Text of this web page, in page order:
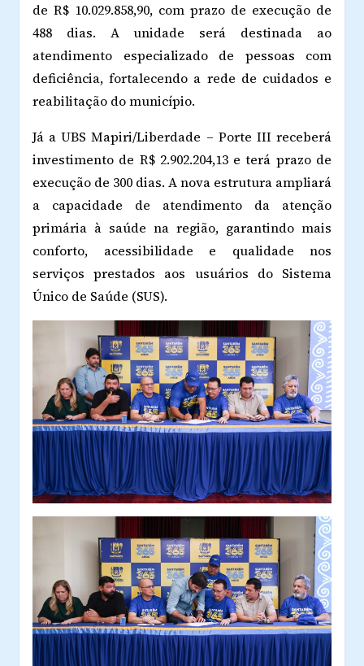
de R$ 10.029.858,90, com prazo de execução de
488 dias. A unidade será destinada ao
atendimento especializado de pessoas com
deficiência, fortalecendo a rede de cuidados e
reabilitação do município.
Já a UBS Mapiri/Liberdade – Porte III receberá
investimento de R$ 2.902.204,13 e terá prazo de
execução de 300 dias. A nova estrutura ampliará
a capacidade de atendimento da atenção
primária à saúde na região, garantindo mais
conforto, acessibilidade e qualidade nos
serviços prestados aos usuários do Sistema
Único de Saúde (SUS).